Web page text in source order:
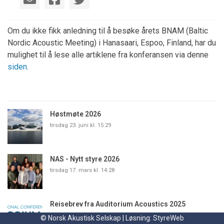
Om du ikke fikk anledning til å besøke årets BNAM (Baltic
Nordic Acoustic Meeting) i Hanasaari, Espoo, Finland, har du
mulighet til å lese alle artiklene fra konferansen via denne
siden.
Høstmøte 2026
tirsdag 23. juni kl. 15:29
NAS - Nytt styre 2026
tirsdag 17. mars kl. 14:28
Reisebrev fra Auditorium Acoustics 2025
tirsdag 17. mars kl. 11:17
© Norsk Akustisk Selskap | Løsning: StyreWeb